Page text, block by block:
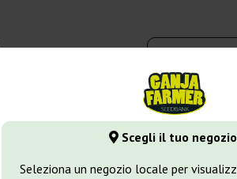
Scegli il tuo
Seleziona un negozio locale per
16:00
Tipi di marijuana Altro